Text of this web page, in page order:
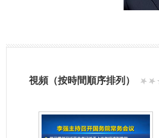
視頻（按時間順序排列）